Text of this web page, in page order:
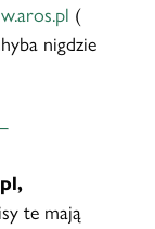
(
nigdzie
te mają